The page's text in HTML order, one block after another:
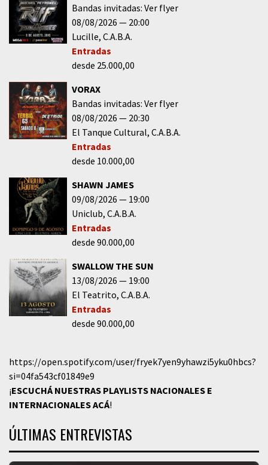
Bandas invitadas: Ver flyer
08/08/2026
20:00
Lucille C.A.B.A.
Entradas
desde 25.000,00
VORAX
Bandas invitadas: Ver flyer
08/08/2026
20:30
El Tanque Cultural C.A.B.A.
Entradas
desde 10.000,00
SHAWN JAMES
09/08/2026
19:00
Uniclub C.A.B.A.
Entradas
desde 90.000,00
SWALLOW THE SUN
13/08/2026
19:00
El Teatrito C.A.B.A.
Entradas
desde 90.000,00
https://open.spotify.com/user/fryek7yen9yhawzi5yku0hbcs?
si=04fa543cf01849e9
¡ESCUCHÁ NUESTRAS PLAYLISTS NACIONALES E
INTERNACIONALESACÁ!
ÚLTIMAS ENTREVISTAS